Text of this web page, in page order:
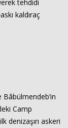
tehdidi
kaldıraç
Camp
denizaşırı askeri